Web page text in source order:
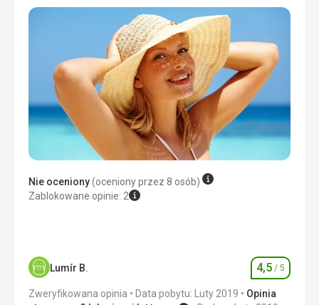
Nie oceniony(oceniony przez 8 osób)
Zablokowane opinie: 2
Lumír B. Ocena
4,5 / 5
Zweryfikowana opinia Data pobytu: Luty 2019
Opinia